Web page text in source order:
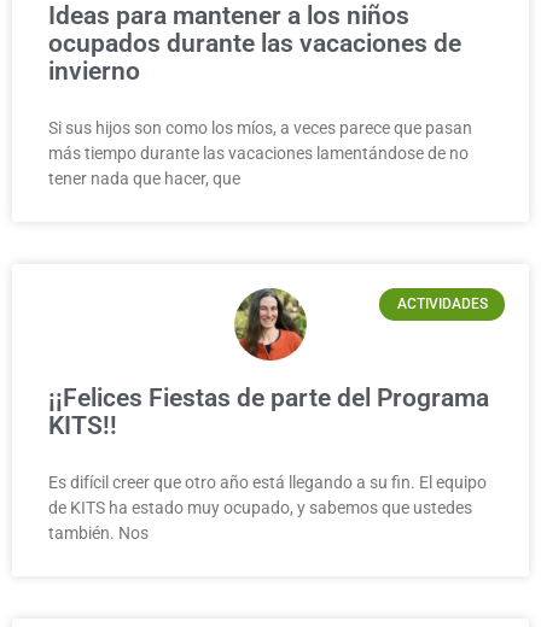
Ideas para mantener a los niños
ocupados durante las vacaciones de
invierno
Si sus hijos son como los míos, a veces parece que pasan
más tiempo durante las vacaciones lamentándose de no
tener nada que hacer, que
ACTIVIDADES
¡¡Felices Fiestas de parte del Programa
KITS!!
Es difícil creer que otro año está llegando a su fin. El equipo
de KITS ha estado muy ocupado, y sabemos que ustedes
también. Nos